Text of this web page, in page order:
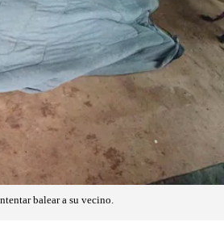
balear a su vecino.